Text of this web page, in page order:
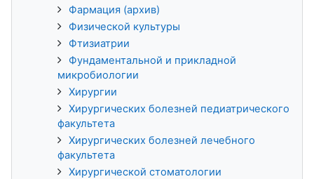
Фармация (архив)
Физической культуры
Фтизиатрии
Фундаментальной и прикладной
микробиологии
Хирургии
Хирургических болезней педиатрического
факультета
Хирургических болезней лечебного
факультета
Хирургической стоматологии